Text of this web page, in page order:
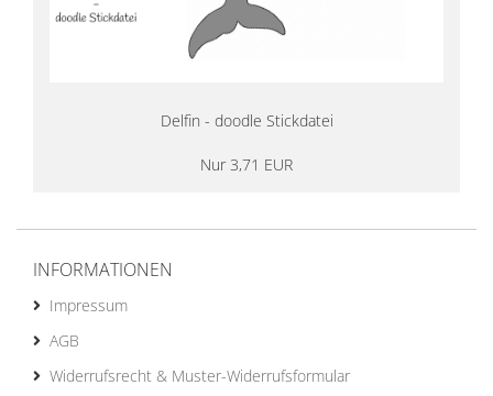
Delfin - doodle Stickdatei
Nur 3,71 EUR
INFORMATIONEN
Impressum
AGB
Widerrufsrecht & Muster-Widerrufsformular